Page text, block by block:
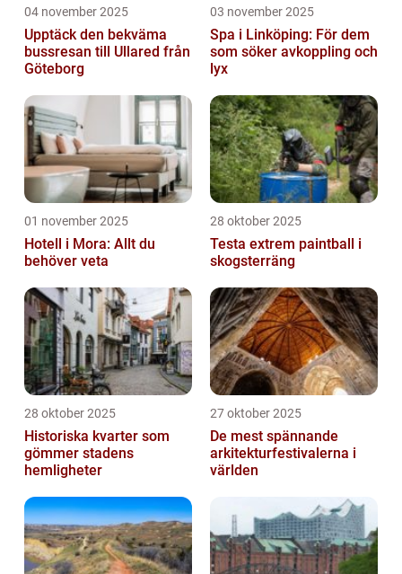
04 november 2025
Upptäck den bekväma
bussresan till Ullared från
Göteborg
03 november 2025
Spa i Linköping: För dem
som söker avkoppling och
lyx
01 november 2025
Hotell i Mora: Allt du
behöver veta
28 oktober 2025
Testa extrem paintball i
skogsterräng
28 oktober 2025
Historiska kvarter som
gömmer stadens
hemligheter
27 oktober 2025
De mest spännande
arkitekturfestivalerna i
världen